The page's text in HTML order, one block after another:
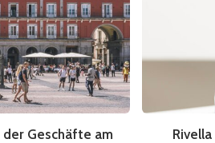
Geschäfte am